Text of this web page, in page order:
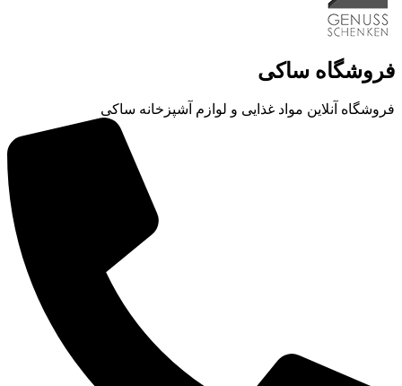
فروشگاه ساکی
فروشگاه آنلاین مواد غذایی و لوازم آشپزخانه ساکی